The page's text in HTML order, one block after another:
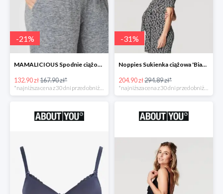
-21%
MAMALICIOUS Spodnie ciążowe -21%
132.90 zł167.90 zł*
-31%
Noppies Sukienka ciążowa 'Bianca' -31%
204.90 zł294.89 zł*